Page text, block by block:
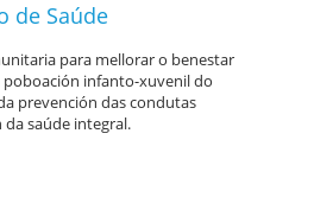
de Saúde
para mellorar o benestar
poboación infanto-xuvenil do
prevención das condutas
saúde integral.